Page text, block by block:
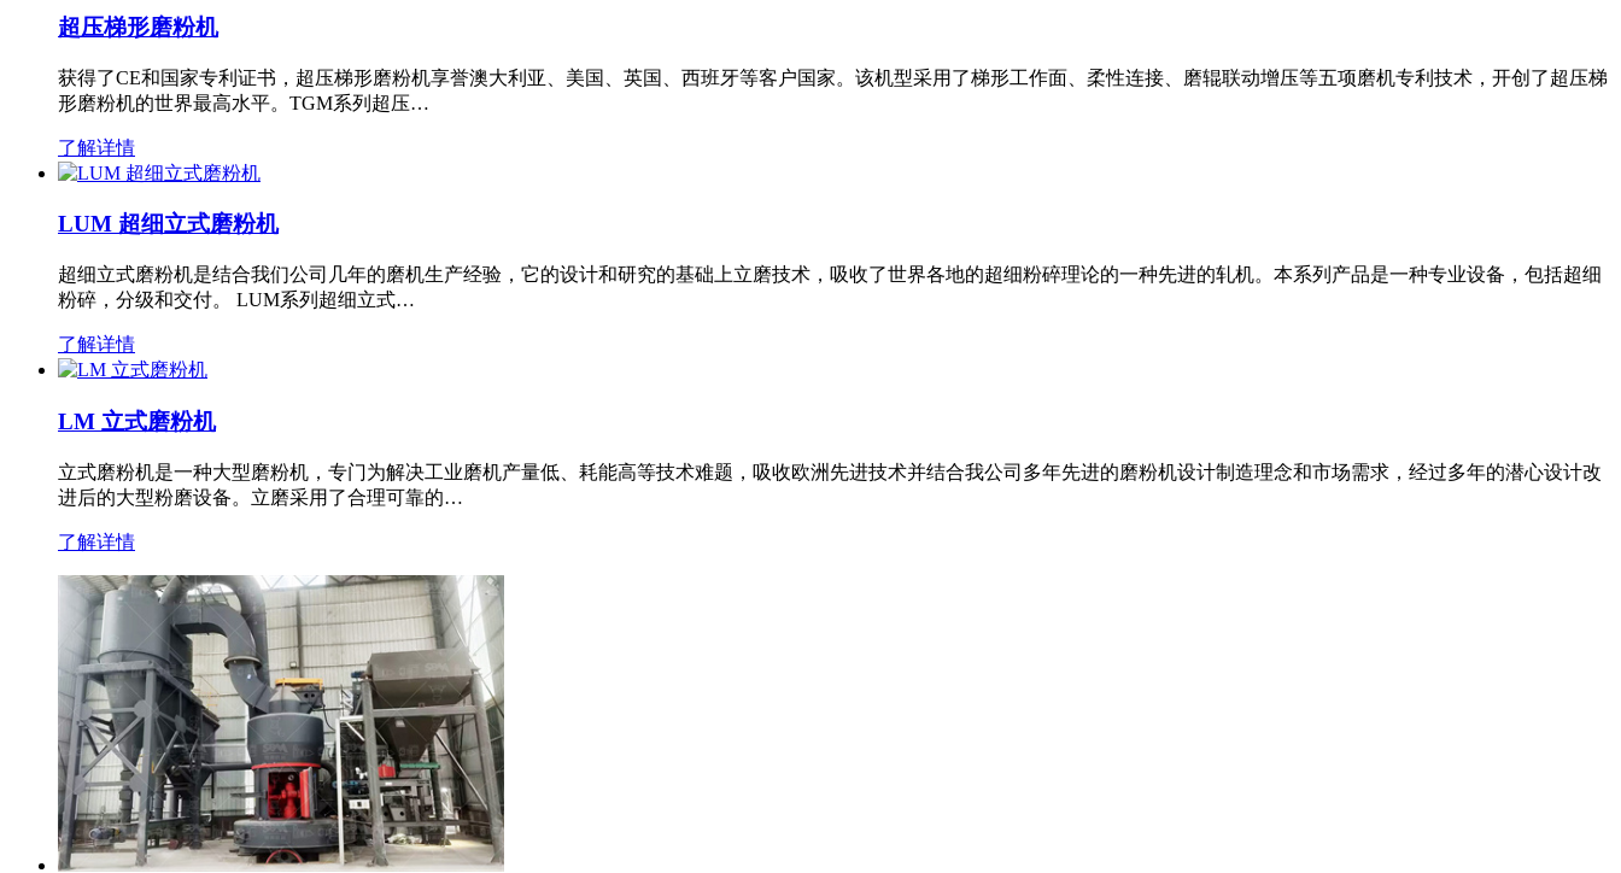
超压梯形磨粉机
获得了CE和国家专利证书，超压梯形磨粉机享誉澳大利亚、美国、英国、西班牙等客户国家。该机型采用了梯形工作面、柔性连接、磨辊联动增压等五项磨机专利技术，开创了超压梯
形磨粉机的世界最高水平。TGM系列超压…
了解详情
LUM 超细立式磨粉机
超细立式磨粉机是结合我们公司几年的磨机生产经验，它的设计和研究的基础上立磨技术，吸收了世界各地的超细粉碎理论的一种先进的轧机。本系列产品是一种专业设备，包括超细
粉碎，分级和交付。 LUM系列超细立式…
了解详情
LM 立式磨粉机
立式磨粉机是一种大型磨粉机，专门为解决工业磨机产量低、耗能高等技术难题，吸收欧洲先进技术并结合我公司多年先进的磨粉机设计制造理念和市场需求，经过多年的潜心设计改
进后的大型粉磨设备。立磨采用了合理可靠的…
了解详情